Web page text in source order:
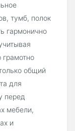
тумб, полок
гармонично
грамотно
общий
для
перед
мебели,
и